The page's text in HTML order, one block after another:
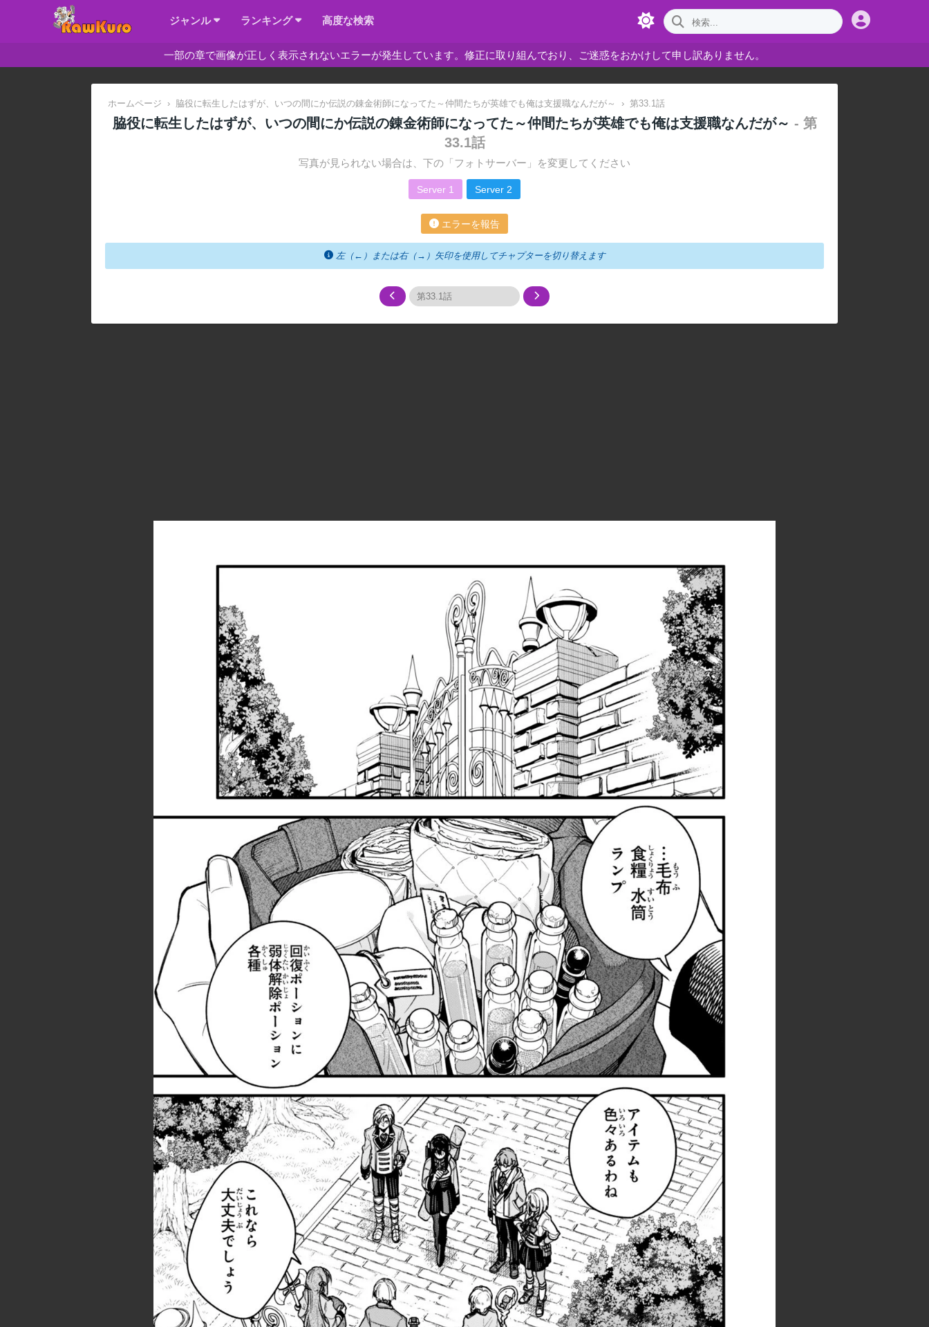
ジャンル ランキング 高度な検索
一部の章で画像が正しく表示されないエラーが発生しています。修正に取り組んでおり、ご迷惑をおかけして申し訳ありません。
ホームページ › 脇役に転生したはずが、いつの間にか伝説の錬金術師になってた～仲間たちが英雄でも俺は支援職なんだが～ › 第33.1話
脇役に転生したはずが、いつの間にか伝説の錬金術師になってた～仲間たちが英雄でも俺は支援職なんだが～ - 第
33.1話
写真が見られない場合は、下の「フォトサーバー」を変更してください
Server 1 Server 2
エラーを報告
左（←）または右（→）矢印を使用してチャプターを切り替えます